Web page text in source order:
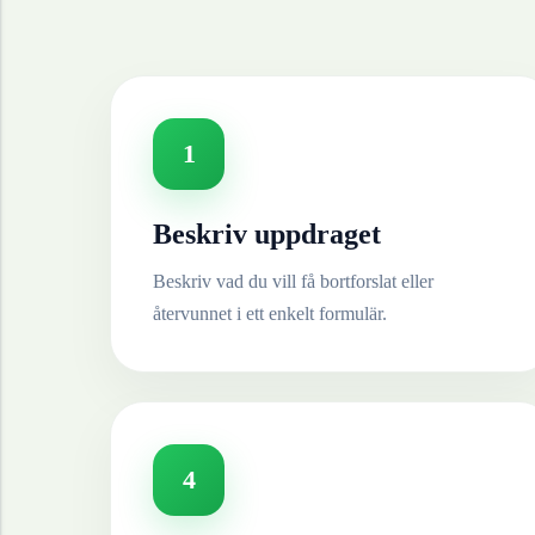
1
Beskriv uppdraget
Beskriv vad du vill få bortforslat eller
återvunnet i ett enkelt formulär.
4